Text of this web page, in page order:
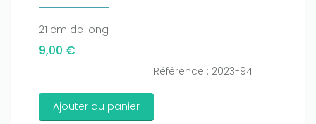
21 cm de long
9,00 €
Référence : 2023-94
Ajouter au panier